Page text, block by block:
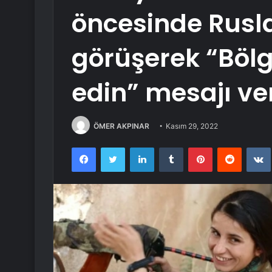
öncesinde
görüşerek
edin” mesajı
ÖMER AKPINAR Kasım 29, 2022
FacebookTwitter LinkedInTumblr PinterestReddit